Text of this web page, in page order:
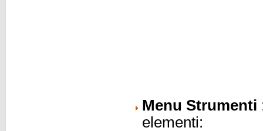
Menu Strumenti
elementi: